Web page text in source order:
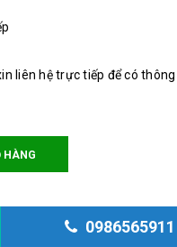
liên hệ trực tiếp để có
HÀNG
0986565911